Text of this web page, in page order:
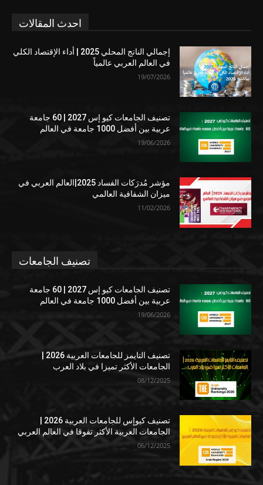
احدث المقالات
إجمالي الناتج المحلي 2025 | أداء الإقتصاد الكلي
في العالم العربي عالمياً
19/07/2026
تصنيف الجامعات كيو إس 2027 | 60 جامعة
عربية بين أفضل 1000 جامعة في العالم
19/06/2026
مؤشر مُدرَكات الفساد 2025|العالم العربي في
ميزان الشفافية العالمي
11/02/2026
تصنيف الجامعات
تصنيف الجامعات كيو إس 2027 | 60 جامعة
عربية بين أفضل 1000 جامعة في العالم
19/06/2026
الجامعات الأكثر تميزا في بلاد العرب
08/12/2025
الجامعات العربية الأكثر تفوقا في العالم العربي
06/12/2025